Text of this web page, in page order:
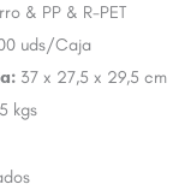
& PP & R-PET
uds/Caja
37 x 27,5 x 29,5 cm
kgs